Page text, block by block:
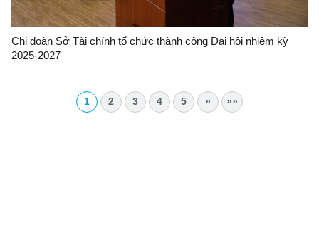
Chi đoàn Sở Tài chính tổ chức thành công Đại hội nhiệm kỳ
2025-2027
1 2 3 4 5 » »»